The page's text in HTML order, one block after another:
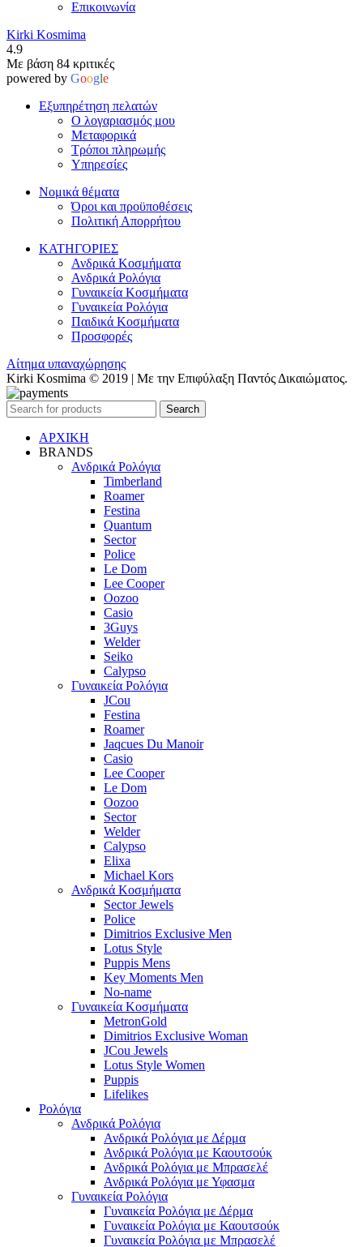
Επικοινωνία
Kirki Kosmima
4.9
Με βάση 84 κριτικές
powered by Google
Εξυπηρέτηση πελατών
Ο λογαριασμός μου
Μεταφορικά
Τρόποι πληρωμής
Υπηρεσίες
Νομικά θέματα
Όροι και προϋποθέσεις
Πολιτική Απορρήτου
ΚΑΤΗΓΟΡΙΕΣ
Ανδρικά Κοσμήματα
Ανδρικά Ρολόγια
Γυναικεία Κοσμήματα
Γυναικεία Ρολόγια
Παιδικά Κοσμήματα
Προσφορές
Αίτημα υπαναχώρησης
Kirki Kosmima © 2019 | Με την Επιφύλαξη Παντός Δικαιώματος.
Search
ΑΡΧΙΚΗ
BRANDS
Ανδρικά Ρολόγια
Timberland
Roamer
Festina
Quantum
Sector
Police
Le Dom
Lee Cooper
Oozoo
Casio
3Guys
Welder
Seiko
Calypso
Γυναικεία Ρολόγια
JCou
Festina
Roamer
Jaqcues Du Manoir
Casio
Lee Cooper
Le Dom
Oozoo
Sector
Welder
Calypso
Elixa
Michael Kors
Ανδρικά Κοσμήματα
Sector Jewels
Police
Dimitrios Exclusive Men
Lotus Style
Puppis Mens
Key Moments Men
No-name
Γυναικεία Κοσμήματα
MetronGold
Dimitrios Exclusive Woman
JCou Jewels
Lotus Style Women
Puppis
Lifelikes
Ρολόγια
Ανδρικά Ρολόγια
Ανδρικά Ρολόγια με Δέρμα
Ανδρικά Ρολόγια με Καουτσούκ
Ανδρικά Ρολόγια με Μπρασελέ
Ανδρικά Ρολόγια με Υφασμα
Γυναικεία Ρολόγια
Γυναικεία Ρολόγια με Δέρμα
Γυναικεία Ρολόγια με Καουτσούκ
Γυναικεία Ρολόγια με Μπρασελέ